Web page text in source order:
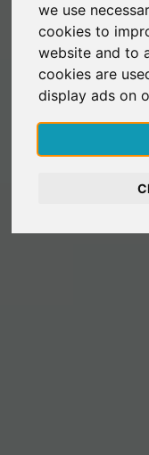
we use
cookies to
website and to
cookies are
display ads on